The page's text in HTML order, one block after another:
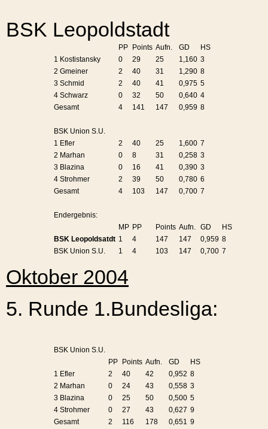
BSK Leopoldstadt
PP Points Aufn. GD
HS
1 Kostistansky
0 29 25 1,160 3
2 Gmeiner
2 40 31 1,290 8
3 Schmid
2 40 41 0,975 5
4 Schwarz
0 32 50 0,640 4
Gesamt
4 141 147 0,959 8
BSK Union S.U.
1 Efler
2 40 25 1,600 7
2 Marhan
0 8 31 0,258 3
3 Blazina
0 16 41 0,390 3
4 Strohmer
2 39 50 0,780 6
Gesamt
4 103 147 0,700 7
Endergebnis:
MP PP Points Aufn. GD
HS
BSK Leopoldsatdt 1 4 147 147 0,959 8
BSK Union S.U.
1 4 103 147 0,700 7
Oktober 2004
5. Runde 1.Bundesliga:
BSK Union S.U.
PP
Points Aufn. GD
HS
1 Efler
2 40 42 0,952 8
2 Marhan
0 24 43 0,558 3
3 Blazina
0 25 50 0,500 5
4 Strohmer
0 27 43 0,627 9
Gesamt
2 116 178 0,651 9